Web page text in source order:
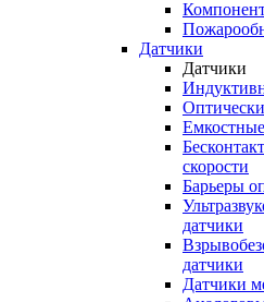
Датчики
Датчики
скорости
Барьеры
датчики
датчики
Датчики